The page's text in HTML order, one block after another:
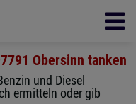
Obersinn tanken
und Diesel
ermitteln oder gib